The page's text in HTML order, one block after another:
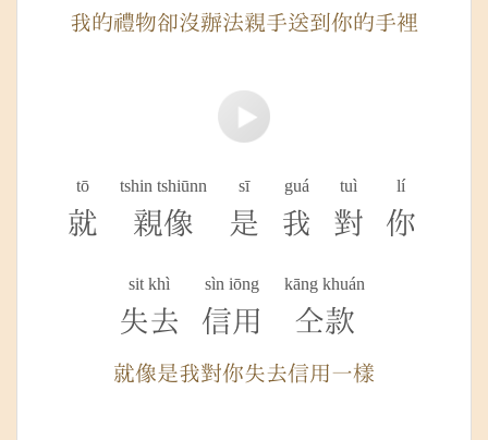
我的禮物卻沒辦法親手送到你的手裡
tō
就
tshin tshiūnn
親像
sī
是
guá
我
tuì
對
lí
你
sit khì
失去
sìn iōng
信用
kāng khuán
仝款
就像是我對你失去信用一樣